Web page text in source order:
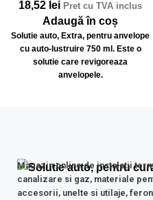
18,52 lei Pret cu TVA inclus
Adaugă în coș
Solutie auto, Extra, pentru anvelope
cu auto-lustruire 750 ml. Este o
solutie care revigoreaza
anvelopele.
Magazin online de instalatii
canalizare si gaz, materiale
accesorii, unelte si utilaje,